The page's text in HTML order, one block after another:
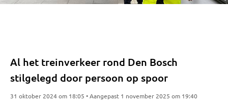
Al het treinverkeer rond Den Bosch
stilgelegd door persoon op spoor
31 oktober 2024 om 18:05 • Aangepast 1 november 2025 om 19:40